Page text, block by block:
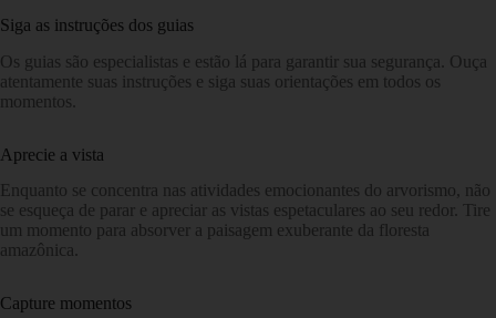
Siga as instruções dos guias
Os guias são especialistas e estão lá para garantir sua segurança. Ouça
atentamente suas instruções e siga suas orientações em todos os
momentos.
Aprecie a vista
Enquanto se concentra nas atividades emocionantes do arvorismo, não
se esqueça de parar e apreciar as vistas espetaculares ao seu redor. Tire
um momento para absorver a paisagem exuberante da floresta
amazônica.
Capture momentos